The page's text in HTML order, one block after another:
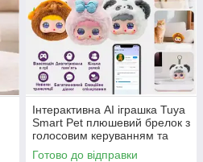
Інтерактивна AI іграшка Tuya
Smart Pet плюшевий брелок з
голосовим керуванням та
LED підсвіткою
Готово до відправки